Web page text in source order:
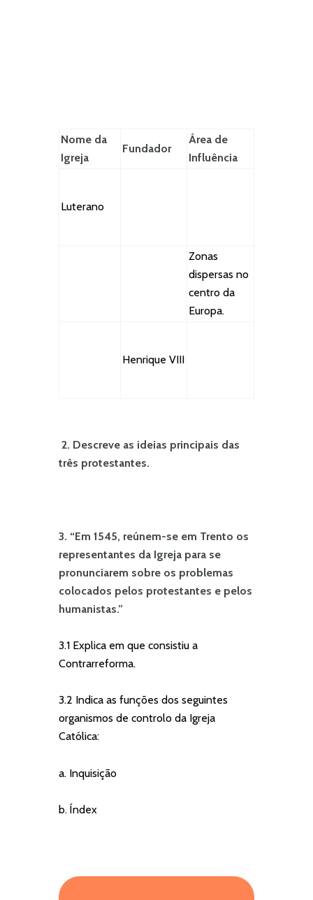
Nome da
Igreja
Fundador
Área de
Influência
Luterano
Zonas
dispersas no
centro da
Europa.
Henrique VIII
2. Descreve as ideias principais das
três protestantes.
3. “Em 1545, reúnem-se em Trento os
representantes da Igreja para se
pronunciarem sobre os problemas
colocados pelos protestantes e pelos
humanistas.”
3.1 Explica em que consistiu a
Contrarreforma.
3.2 Indica as funções dos seguintes
organismos de controlo da Igreja
Católica:
a. Inquisição
b. Índex